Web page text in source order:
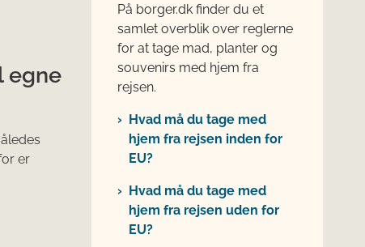
egne
er
På borger.dk finder du et
samlet overblik over reglerne
for at tage mad, planter og
souvenirs med hjem fra
rejsen.
Hvad må du tage med
hjem fra rejsen inden for
EU?
Hvad må du tage med
hjem fra rejsen uden for
EU?